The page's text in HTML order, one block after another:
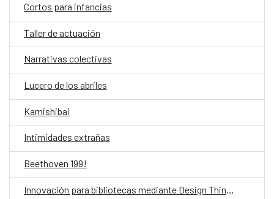
Cortos para infancias
Taller de actuación
Narrativas colectivas
Lucero de los abriles
Kamishibai
Intimidades extrañas
Beethoven 199!